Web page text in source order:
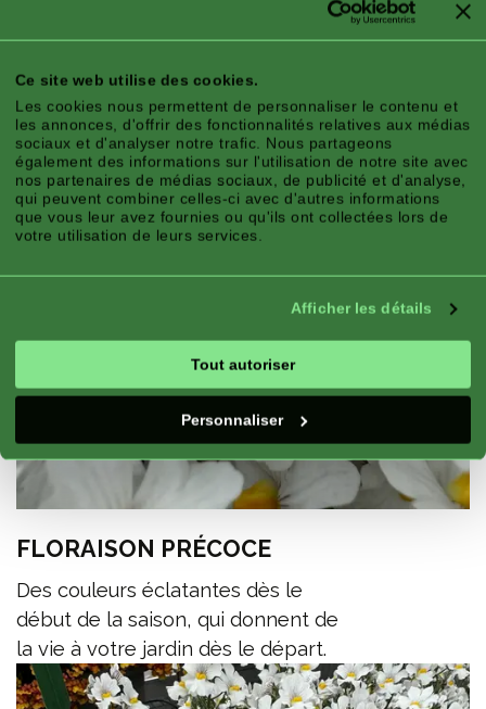
Ce site web utilise des cookies.
Les cookies nous permettent de personnaliser le contenu et
les annonces, d'offrir des fonctionnalités relatives aux médias
sociaux et d'analyser notre trafic. Nous partageons
également des informations sur l'utilisation de notre site avec
nos partenaires de médias sociaux, de publicité et d'analyse,
qui peuvent combiner celles-ci avec d'autres informations
que vous leur avez fournies ou qu'ils ont collectées lors de
votre utilisation de leurs services.
Afficher les détails
Tout autoriser
Personnaliser
FLORAISON PRÉCOCE
Des couleurs éclatantes dès le
début de la saison, qui donnent de
la vie à votre jardin dès le départ.